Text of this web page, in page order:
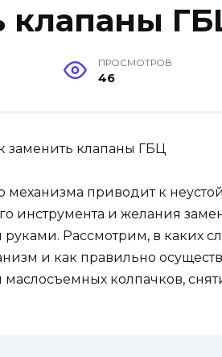
клапаны
ПРОСМОТРОВ
46
механизма приводит к
инструмента и желания
Рассмотрим, в каких
и как правильно
маслосъемных колпачков,